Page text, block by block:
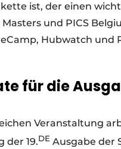
ist, der einen
Masters und PICS
Hubwatch und
für die
Veranstaltung
der 19.DE Ausgabe der